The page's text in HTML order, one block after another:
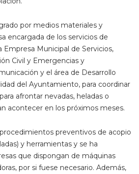
por medios materiales y
encargada de los servicios de
Empresa Municipal de Servicios,
Civil y Emergencias y
y el área de Desarrollo
del Ayuntamiento, para coordinar
afrontar nevadas, heladas o
acontecer en los próximos meses.
preventivos de acopio
y herramientas y se ha
que dispongan de máquinas
por si fuese necesario. Además,